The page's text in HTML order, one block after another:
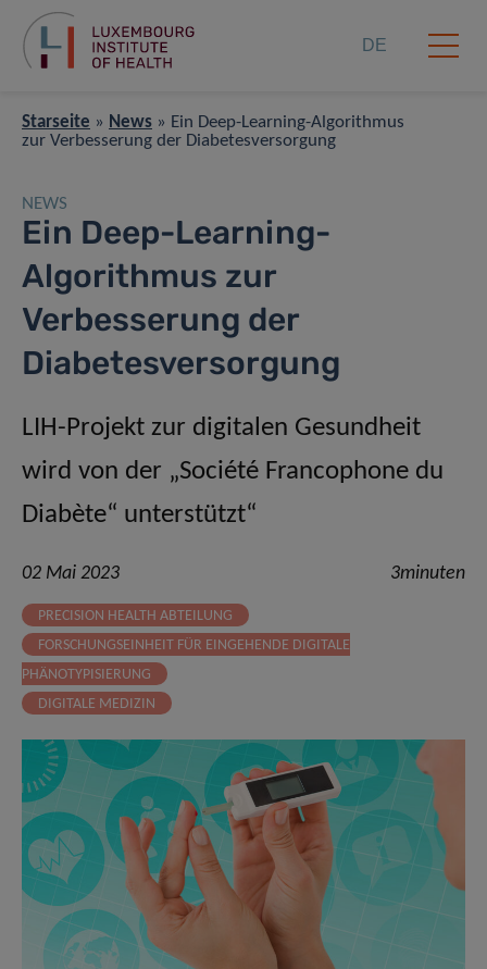
DE
Starseite » News » Ein Deep-Learning-Algorithmus
zur Verbesserung der Diabetesversorgung
NEWS
Ein Deep-Learning-
Algorithmus zur
Verbesserung der
Diabetesversorgung
LIH-Projekt zur digitalen Gesundheit
wird von der „Société Francophone du
Diabète“ unterstützt“
02 Mai 2023 3minuten
PRECISION HEALTH ABTEILUNG
FORSCHUNGSEINHEIT FÜR EINGEHENDE DIGITALE
PHÄNOTYPISIERUNG
DIGITALE MEDIZIN